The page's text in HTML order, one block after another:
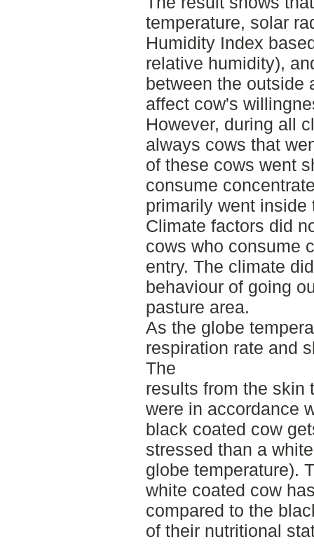
temperature, solar
Humidity Index
relative humidity),
between the outside
affect cow's
However, during all
always cows that
of these cows went
consume
primarily went
Climate factors did
cows who consume
entry. The climate
behaviour of going
pasture area.
As the globe
respiration rate and
The
results from the skin
were in accordance
black coated cow
stressed than a
globe temperature).
white coated cow
compared to the
of their nutritional